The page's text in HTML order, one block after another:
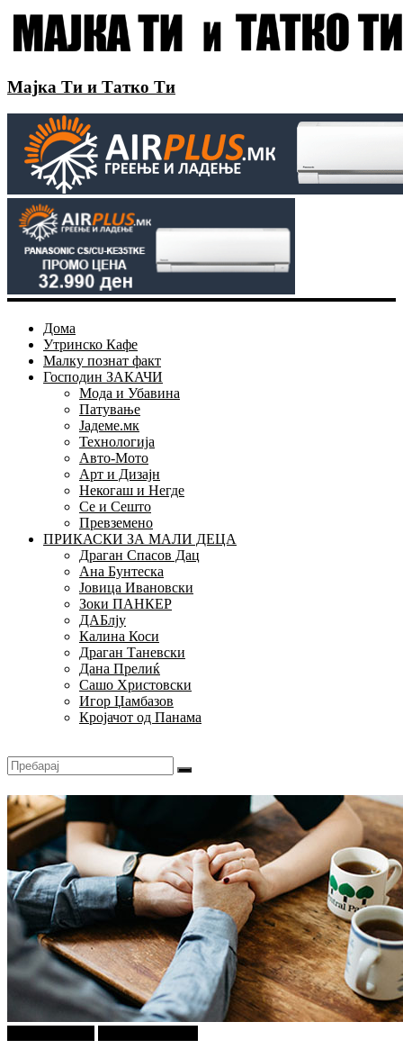
Мајка Ти и Татко Ти
Дома
Утринско Кафе
Малку познат факт
Господин ЗАКАЧИ
Мода и Убавина
Патување
Јадеме.мк
Технологија
Авто-Мото
Арт и Дизајн
Некогаш и Негде
Се и Сешто
Превземено
ПРИКАСКИ ЗА МАЛИ ДЕЦА
Драган Спасов Дац
Ана Бунтеска
Јовица Ивановски
Зоки ПАНКЕР
ДАБлју
Калина Коси
Драган Таневски
Дана Прелиќ
Сашо Христовски
Игор Џамбазов
Кројачот од Панама